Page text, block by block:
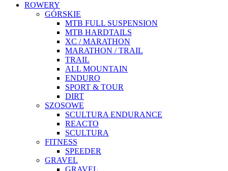
ROWERY
GÓRSKIE
MTB FULL SUSPENSION
MTB HARDTAILS
XC / MARATHON
MARATHON / TRAIL
TRAIL
ALL MOUNTAIN
ENDURO
SPORT & TOUR
DIRT
SZOSOWE
SCULTURA ENDURANCE
REACTO
SCULTURA
FITNESS
SPEEDER
GRAVEL
GRAVEL